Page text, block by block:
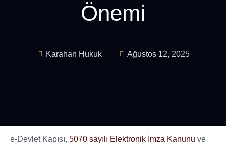
Önemi
Karahan Hukuk Ağustos 12, 2025
e-Devlet Kapısı, 5070 sayılı Elektronik İmza Kanunu ve